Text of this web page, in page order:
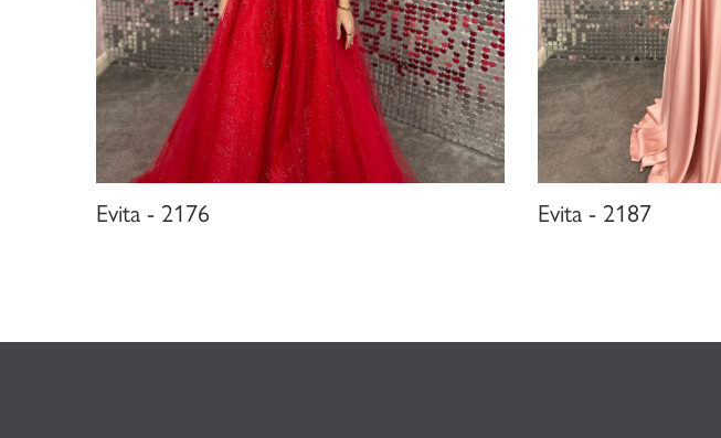
Evita - 2176 Evita - 2187